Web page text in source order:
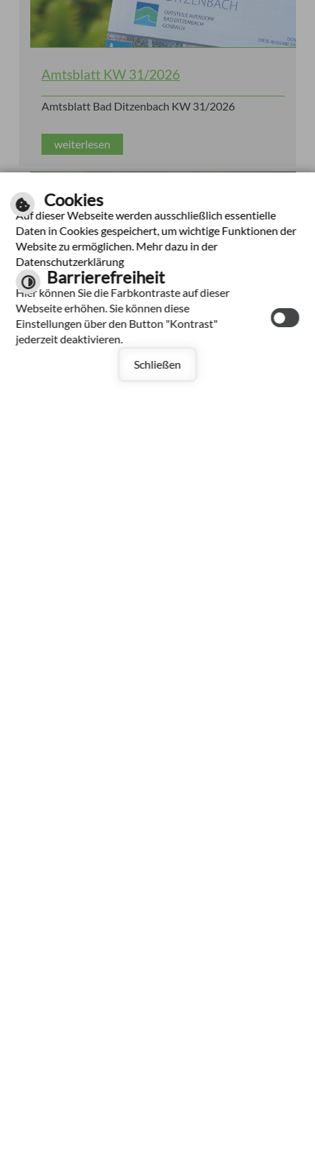
Amtsblatt KW 31/2026
Amtsblatt Bad Ditzenbach KW 31/2026
weiterlesen
Amtsblatt KW 30/2026
Cookies
Auf dieser Webseite werden ausschließlich essentielle
Daten in Cookies gespeichert, um wichtige Funktionen der
Website zu ermöglichen. Mehr dazu in der
Datenschutzerklärung
Barrierefreiheit
Hier können Sie die Farbkontraste auf dieser
Webseite erhöhen. Sie können diese
Einstellungen über den Button "Kontrast"
jederzeit deaktivieren.
Schließen